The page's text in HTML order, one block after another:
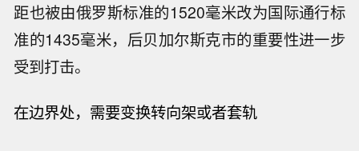
距也被由俄罗斯标准的1520毫米改为国际通行标
准的1435毫米，后贝加尔斯克市的重要性进一步
受到打击。
在边界处，需要变换转向架或者套轨